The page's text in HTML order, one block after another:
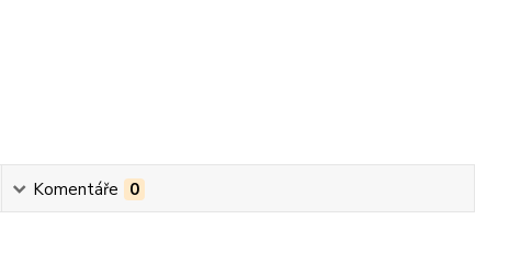
Komentáře 0